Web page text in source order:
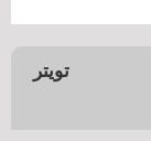
تويتر